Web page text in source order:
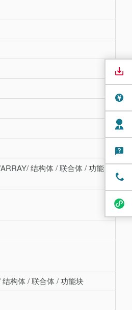
结构体 / 联合体 / 功能
构体 / 联合体 / 功能块